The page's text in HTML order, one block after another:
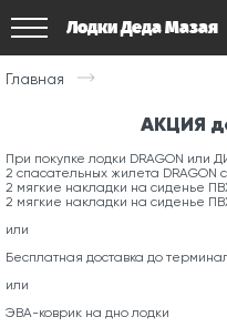
Лодки Деда Мазая
Главная
АКЦИЯ
При покупке лодки DRAGON или
2 спасательных жилета
2 мягкие накладки на сиденье
2 мягкие накладки на сиденье
или
Бесплатная доставка до
или
ЭВА-коврик на дно лодки